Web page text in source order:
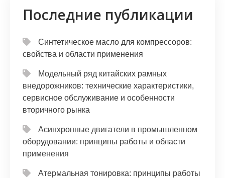
Последние публикации
Синтетическое масло для компрессоров:
свойства и области применения
Модельный ряд китайских рамных
внедорожников: технические характеристики,
сервисное обслуживание и особенности
вторичного рынка
Асинхронные двигатели в промышленном
оборудовании: принципы работы и области
применения
Атермальная тонировка: принципы работы